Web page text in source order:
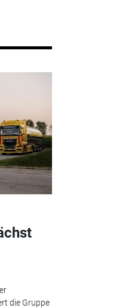
die Gruppe